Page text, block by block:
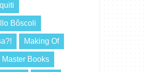
Bôscoli
Making Of
Master Books